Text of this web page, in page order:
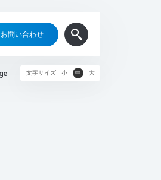
お問い合わせ
文字サイズ 小 中 大